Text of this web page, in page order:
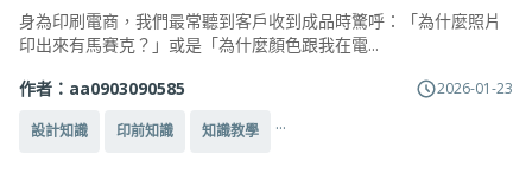
身為印刷電商，我們最常聽到客戶收到成品時驚呼：「為什麼照片
印出來有馬賽克？」或是「為什麼顏色跟我在電...
作者： aa0903090585 2026-01-23
設計知識 印前知識 知識教學 ...